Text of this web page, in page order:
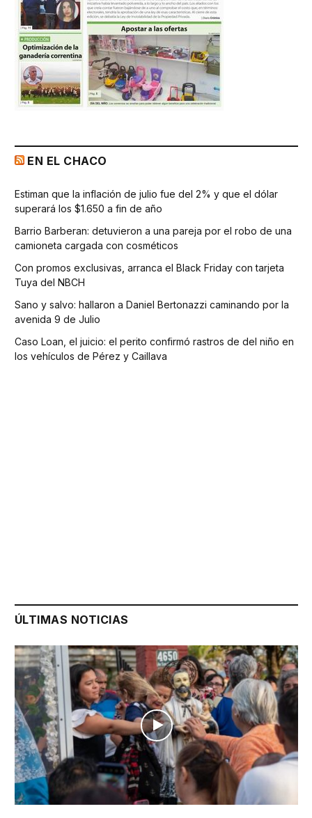
EN EL CHACO
Estiman que la inflación de julio fue del 2% y que el dólar
superará los $1.650 a fin de año
Barrio Barberan: detuvieron a una pareja por el robo de una
camioneta cargada con cosméticos
Con promos exclusivas, arranca el Black Friday con tarjeta
Tuya del NBCH
Sano y salvo: hallaron a Daniel Bertonazzi caminando por la
avenida 9 de Julio
Caso Loan, el juicio: el perito confirmó rastros de del niño en
los vehículos de Pérez y Caillava
ÚLTIMAS NOTICIAS